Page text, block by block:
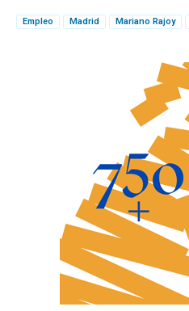
Empleo Madrid Mariano Rajoy